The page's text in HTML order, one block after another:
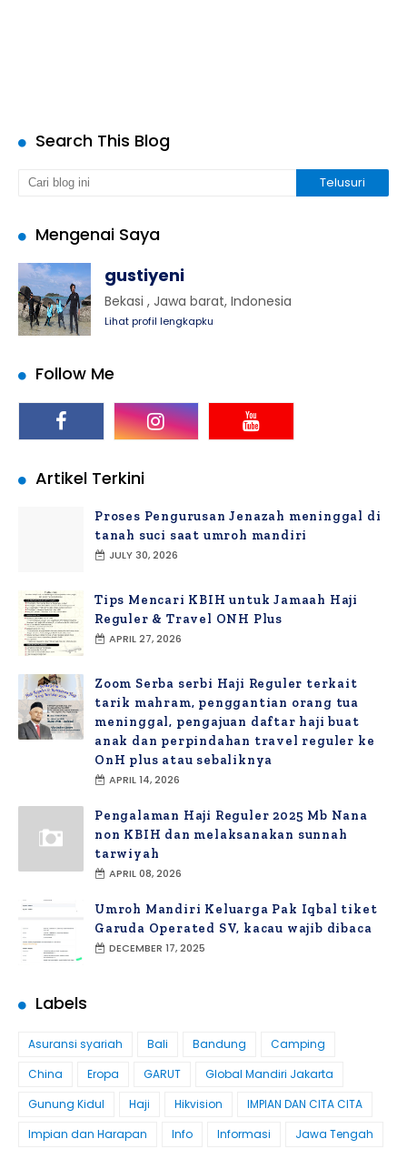
Search This Blog
Mengenai Saya
gustiyeni
Bekasi , Jawa barat, Indonesia
Lihat profil lengkapku
Follow Me
Artikel Terkini
Proses Pengurusan Jenazah meninggal di
tanah suci saat umroh mandiri
JULY 30, 2026
Tips Mencari KBIH untuk Jamaah Haji
Reguler & Travel ONH Plus
APRIL 27, 2026
Zoom Serba serbi Haji Reguler terkait
tarik mahram, penggantian orang tua
meninggal, pengajuan daftar haji buat
anak dan perpindahan travel reguler ke
OnH plus atau sebaliknya
APRIL 14, 2026
Pengalaman Haji Reguler 2025 Mb Nana
non KBIH dan melaksanakan sunnah
tarwiyah
APRIL 08, 2026
Umroh Mandiri Keluarga Pak Iqbal tiket
Garuda Operated SV, kacau wajib dibaca
DECEMBER 17, 2025
Labels
Asuransi syariah Bali Bandung
Camping
China
Eropa GARUT
Global Mandiri Jakarta
Gunung Kidul
Haji Hikvision
IMPIAN DAN CITA CITA
Impian dan Harapan
Info Informasi Jawa Tengah